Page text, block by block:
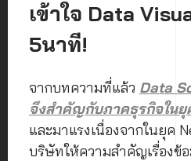
เข้าใจ Data
5นาที!
จากบทความที่แล้ว Data
จึงสำคัญกับภาคธุรกิจใน
และมาแรงเนื่องจากในยุค
บริษัทให้ความสำคัญเรื่องข้